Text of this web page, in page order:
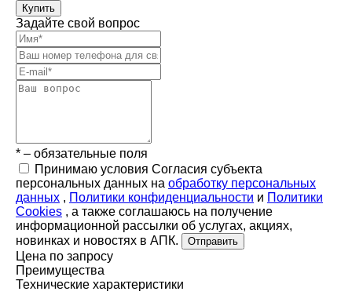
Купить
Задайте свой вопрос
* – обязательные поля
Принимаю условия Согласия субъекта
персональных данных на обработку персональных
данных , Политики конфиденциальности и Политики
Cookies , а также соглашаюсь на получение
информационной рассылки об услугах, акциях,
новинках и новостях в АПК.
Отправить
Цена по запросу
Преимущества
Технические характеристики